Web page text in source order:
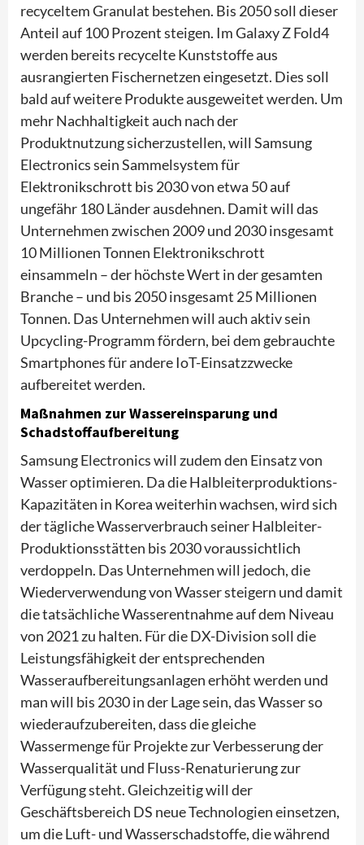
recyceltem Granulat bestehen. Bis 2050 soll dieser
Anteil auf 100 Prozent steigen. Im Galaxy Z Fold4
werden bereits recycelte Kunststoffe aus
ausrangierten Fischernetzen eingesetzt. Dies soll
bald auf weitere Produkte ausgeweitet werden. Um
mehr Nachhaltigkeit auch nach der
Produktnutzung sicherzustellen, will Samsung
Electronics sein Sammelsystem für
Elektronikschrott bis 2030 von etwa 50 auf
ungefähr 180 Länder ausdehnen. Damit will das
Unternehmen zwischen 2009 und 2030 insgesamt
10 Millionen Tonnen Elektronikschrott
einsammeln – der höchste Wert in der gesamten
Branche – und bis 2050 insgesamt 25 Millionen
Tonnen. Das Unternehmen will auch aktiv sein
Upcycling-Programm fördern, bei dem gebrauchte
Smartphones für andere IoT-Einsatzzwecke
aufbereitet werden.
Maßnahmen zur Wassereinsparung und
Schadstoffaufbereitung
Samsung Electronics will zudem den Einsatz von
Wasser optimieren. Da die Halbleiterproduktions-
Kapazitäten in Korea weiterhin wachsen, wird sich
der tägliche Wasserverbrauch seiner Halbleiter-
Produktionsstätten bis 2030 voraussichtlich
verdoppeln. Das Unternehmen will jedoch, die
Wiederverwendung von Wasser steigern und damit
die tatsächliche Wasserentnahme auf dem Niveau
von 2021 zu halten. Für die DX-Division soll die
Leistungsfähigkeit der entsprechenden
Wasseraufbereitungsanlagen erhöht werden und
man will bis 2030 in der Lage sein, das Wasser so
wiederaufzubereiten, dass die gleiche
Wassermenge für Projekte zur Verbesserung der
Wasserqualität und Fluss-Renaturierung zur
Verfügung steht. Gleichzeitig will der
Geschäftsbereich DS neue Technologien einsetzen,
um die Luft- und Wasserschadstoffe, die während